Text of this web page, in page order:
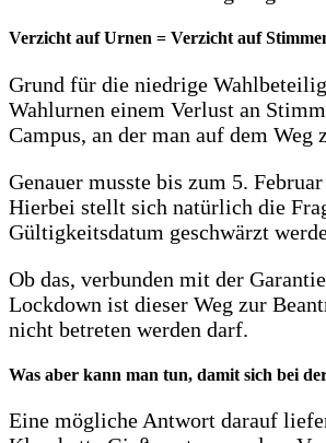
Verzicht auf Urnen = Verzicht auf
Grund für die niedrige
Wahlurnen einem Verlust an
Campus, an der man auf dem
Genauer musste bis zum 5.
Hierbei stellt sich natürlich die
Gültigkeitsdatum geschwärzt
Ob das, verbunden mit der
Lockdown ist dieser Weg zur
nicht betreten werden darf.
Was aber kann man tun, damit sich bei
Eine mögliche Antwort darauf